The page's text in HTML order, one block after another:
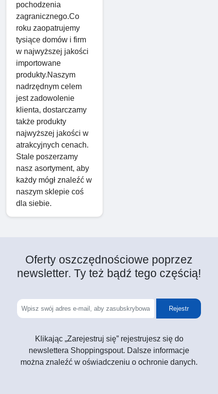
pochodzenia
zagranicznego.Co
roku zaopatrujemy
tysiące domów i firm
w najwyższej jakości
importowane
produkty.Naszym
nadrzędnym celem
jest zadowolenie
klienta, dostarczamy
także produkty
najwyższej jakości w
atrakcyjnych cenach.
Stale poszerzamy
nasz asortyment, aby
każdy mógł znaleźć w
naszym sklepie coś
dla siebie.
Oferty oszczędnościowe poprzez
newsletter. Ty też bądź tego częścią!
Rejestr
Klikając „Zarejestruj się” rejestrujesz się do
newslettera Shoppingspout. Dalsze informacje
można znaleźć w oświadczeniu o ochronie danych.